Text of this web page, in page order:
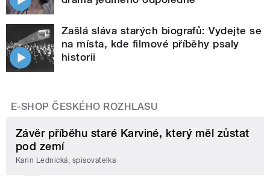
Zašlá sláva starých biografů: Vydejte se
na místa, kde filmové příběhy psaly
historii
E-SHOP ČESKÉHO ROZHLASU
Závěr příběhu staré Karviné, který měl zůstat
pod zemí
Karin Lednická, spisovatelka